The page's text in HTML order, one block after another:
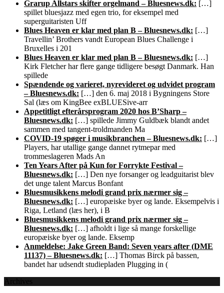
Grarup Allstars skifter orgelmand – Bluesnews.dk: […]
spillet bluesjazz med egen trio, for eksempel med
superguitaristen Uff
Blues Heaven er klar med plan B – Bluesnews.dk: […]
Travellin’ Brothers vandt European Blues Challenge i
Bruxelles i 201
Blues Heaven er klar med plan B – Bluesnews.dk: […]
Kirk Fletcher har flere gange tidligere besøgt Danmark. Han
spillede
Spændende og varieret, nyrevideret og udvidet program
– Bluesnews.dk: […] den 6. maj 2018 i Bygningens Store
Sal (læs om KingBee exBLUESive-arr
Appetitligt efterårsprogram 2020 hos B’Sharp –
Bluesnews.dk: […] spillede Jimmy Guldbæk blandt andet
sammen med tangent-troldmanden Ma
COVID-19 spøger i musikbranchen – Bluesnews.dk: […]
Players, har utallige gange dannet rytmepar med
trommeslageren Mads An
Ten Years After på Kun for Forrykte Festival –
Bluesnews.dk: […] Den nye forsanger og leadguitarist blev
det unge talent Marcus Bonfant
Bluesmusikkens melodi grand prix nærmer sig –
Bluesnews.dk: […] europæiske byer og lande. Eksempelvis i
Riga, Letland (læs her), i B
Bluesmusikkens melodi grand prix nærmer sig –
Bluesnews.dk: […] afholdt i lige så mange forskellige
europæiske byer og lande. Eksemp
Anmeldelse: Jake Green Band: Seven years after (DME
11137) – Bluesnews.dk: […] Thomas Birck på bassen,
bandet har udsendt studiepladen Plugging in (
Archives